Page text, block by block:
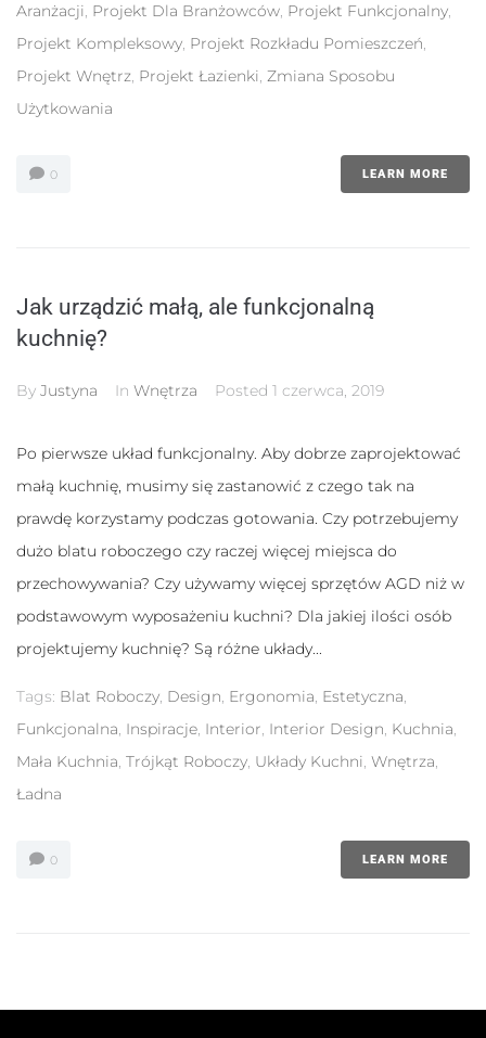
Aranżacji, Projekt Dla Branżowców, Projekt Funkcjonalny,
Projekt Kompleksowy, Projekt Rozkładu Pomieszczeń,
Projekt Wnętrz, Projekt Łazienki, Zmiana Sposobu
Użytkowania
0 LEARN MORE
Jak urządzić małą, ale funkcjonalną
kuchnię?
By Justyna In Wnętrza Posted 1 czerwca, 2019
Po pierwsze układ funkcjonalny. Aby dobrze zaprojektować
małą kuchnię, musimy się zastanowić z czego tak na
prawdę korzystamy podczas gotowania. Czy potrzebujemy
dużo blatu roboczego czy raczej więcej miejsca do
przechowywania? Czy używamy więcej sprzętów AGD niż w
podstawowym wyposażeniu kuchni? Dla jakiej ilości osób
projektujemy kuchnię? Są różne układy...
Tags: Blat Roboczy, Design, Ergonomia, Estetyczna,
Funkcjonalna, Inspiracje, Interior, Interior Design, Kuchnia,
Mała Kuchnia, Trójkąt Roboczy, Układy Kuchni, Wnętrza,
Ładna
0 LEARN MORE